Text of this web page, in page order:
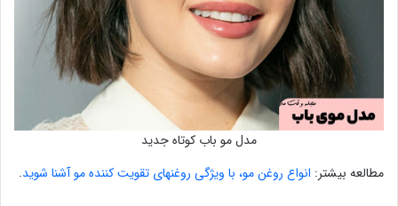
مدل مو باب کوتاه جدید
مطالعه بیشتر: انواع روغن مو، با ویژگی روغنهای تقویت کننده مو آشنا شوید.